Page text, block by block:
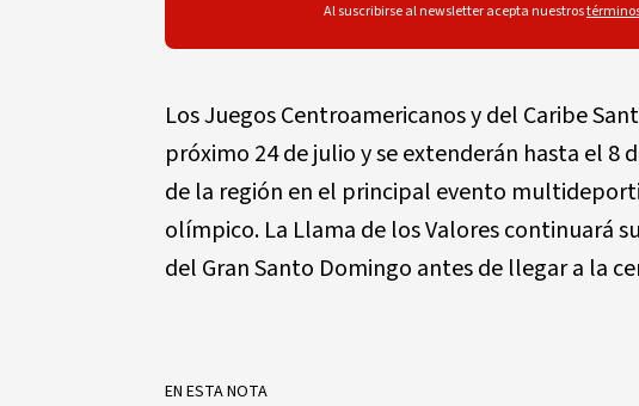
Al suscribirse al newsletter acepta nuestros
Los Juegos Centroamericanos y del Caribe
próximo 24 de julio y se extenderán hasta el 8
de la región en el principal evento
olímpico. La Llama de los Valores continuará
del Gran Santo Domingo antes de llegar a la
EN ESTA NOTA